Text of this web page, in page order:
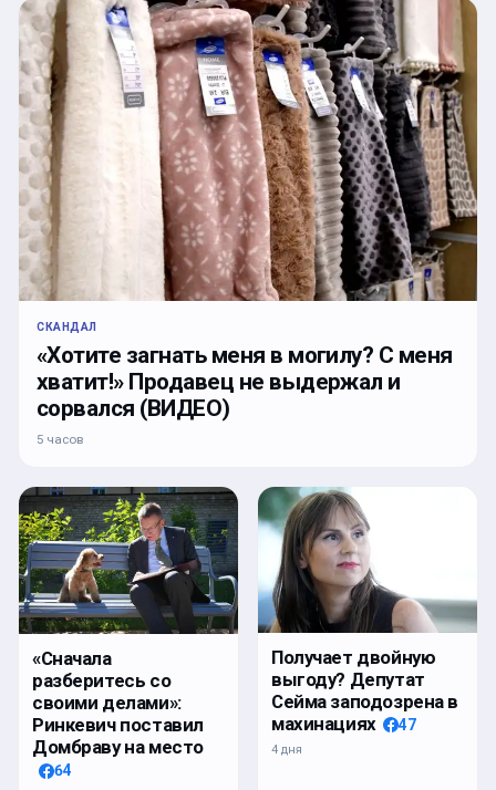
СКАНДАЛ
«Хотите загнать меня в могилу? С меня
хватит!» Продавец не выдержал и
сорвался (ВИДЕО)
5 часов
«Сначала
разберитесь со
своими делами»:
Ринкевич поставил
Домбраву на место
64
Получает двойную
выгоду? Депутат
Сейма заподозрена в
махинациях
47
4 дня